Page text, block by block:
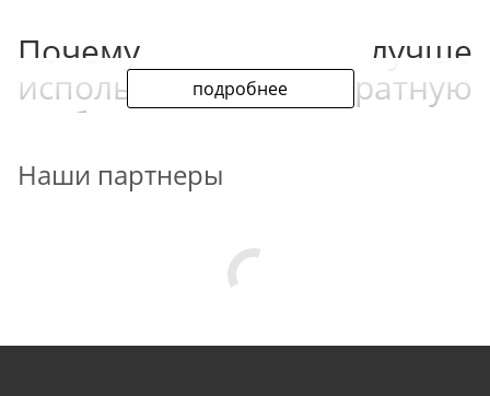
подробнее
Почему лучше
использовать квадратную
трубу
Прокат выигрывает, в сравнении с круглым
Наши партнеры